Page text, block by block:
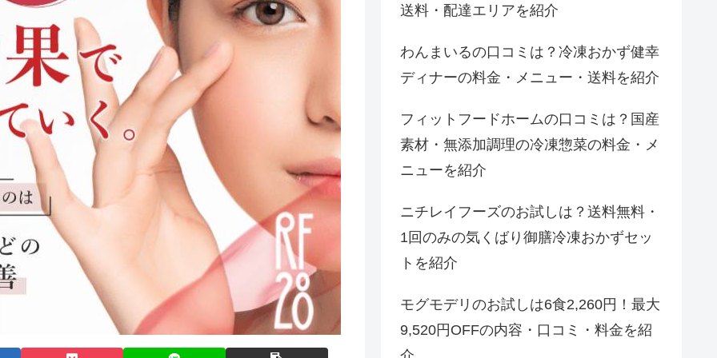
送料・配達エリアを紹介
わんまいるの口コミは？冷凍おかず健幸
ディナーの料金・メニュー・送料を紹介
フィットフードホームの口コミは？国産
素材・無添加調理の冷凍惣菜の料金・メ
ニューを紹介
ニチレイフーズのお試しは？送料無料・
1回のみの気くばり御膳冷凍おかずセッ
トを紹介
モグモデリのお試しは6食2,260円！最大
9,520円OFFの内容・口コミ・料金を紹